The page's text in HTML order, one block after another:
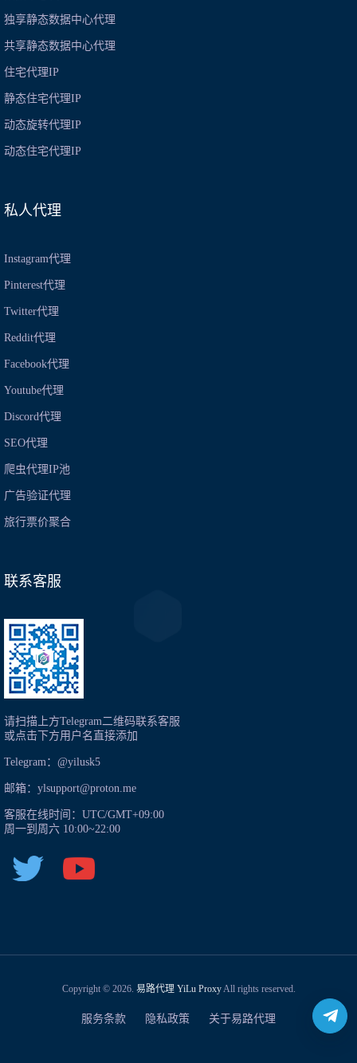
独享静态数据中心代理
共享静态数据中心代理
住宅代理IP
静态住宅代理IP
动态旋转代理IP
动态住宅代理IP
私人代理
Instagram代理
Pinterest代理
Twitter代理
Reddit代理
Facebook代理
Youtube代理
Discord代理
SEO代理
爬虫代理IP池
广告验证代理
旅行票价聚合
联系客服
请扫描上方Telegram二维码联系客服
或点击下方用户名直接添加
Telegram： @yilusk5
邮箱： ylsupport@proton.me
客服在线时间：UTC/GMT+09:00
周一到周六 10:00~22:00
Copyright © 2026. 易路代理 YiLu ProxyAll rights reserved.
服务条款 隐私政策 关于易路代理